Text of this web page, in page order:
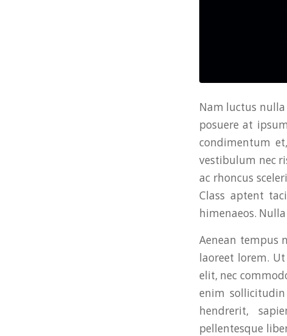
Nam luctus
posuere at
condimentum
vestibulum nec
ac rhoncus
Class aptent
himenaeos.
Aenean tempus
laoreet lorem.
elit, nec
enim
hendrerit,
pellentesque